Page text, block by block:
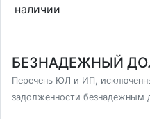
наличии
БЕЗНАДЕЖНЫЙ
Перечень ЮЛ и ИП,
задолженности безнадежным